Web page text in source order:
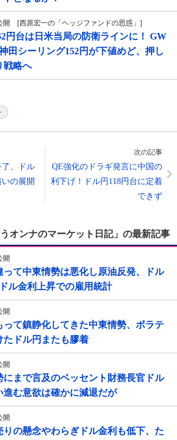
開 [西原宏一の「ヘッジファンドの思惑」]
円台は日米当局の防衛ラインに！ GW
田シーリング152円が下値めど、押し
戦略へ
、ドル
の展開
次の記事
QE強化のドラギ発言に中国の
利下げ！ドル円118円台に定着
できず
オンナのマーケット日記」の最新記事
開
って中東情勢は悪化し原油反発、ドル
ル金利上昇での雇用統計
開
って鎮静化してきた中東情勢、ボラテ
たドル円またも膠着
開
にまで言及のベッセント財務長官ドル
進む意欲は確かに減退だが
開
の懸念やわらぎドル金利も低下、た